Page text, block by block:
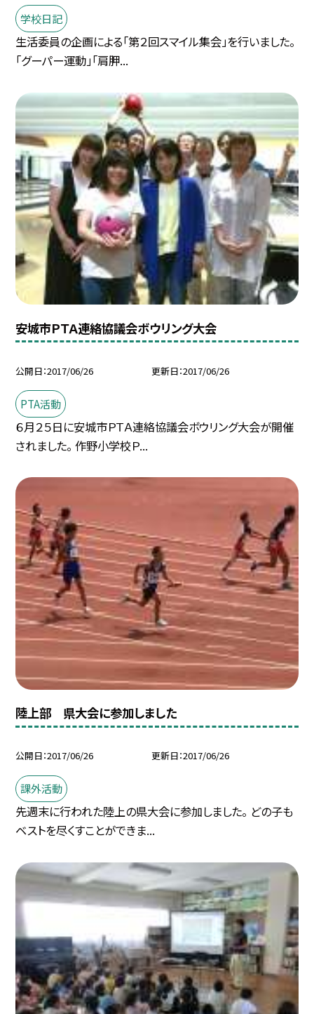
学校日記
生活委員の企画による「第２回スマイル集会」を行いました。
「グーパー運動」「肩胛...
安城市ＰＴＡ連絡協議会ボウリング大会
公開日 2017/06/26 更新日 2017/06/26
PTA活動
６月２５日に安城市ＰＴＡ連絡協議会ボウリング大会が開催
されました。 作野小学校Ｐ...
陸上部 県大会に参加しました
公開日 2017/06/26 更新日 2017/06/26
課外活動
先週末に行われた陸上の県大会に参加しました。 どの子も
ベストを尽くすことができま...